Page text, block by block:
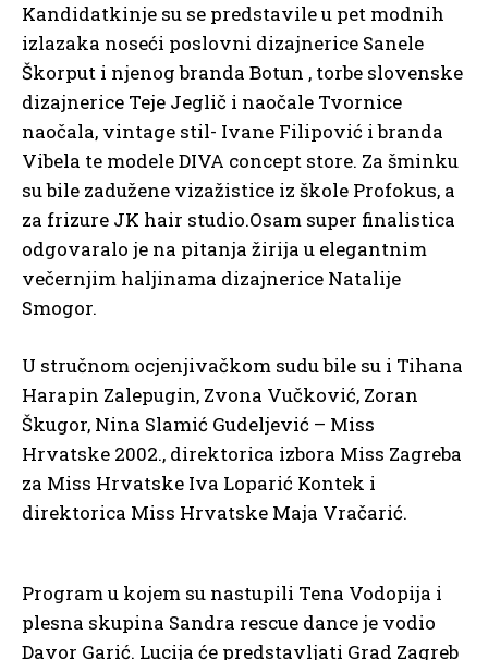
Kandidatkinje su se predstavile u pet modnih
izlazaka noseći poslovni dizajnerice Sanele
Škorput i njenog branda Botun , torbe slovenske
dizajnerice Teje Jeglič i naočale Tvornice
naočala, vintage stil- Ivane Filipović i branda
Vibela te modele DIVA concept store. Za šminku
su bile zadužene vizažistice iz škole Profokus, a
za frizure JK hair studio.Osam super finalistica
odgovaralo je na pitanja žirija u elegantnim
večernjim haljinama dizajnerice Natalije
Smogor.
U stručnom ocjenjivačkom sudu bile su i Tihana
Harapin Zalepugin, Zvona Vučković, Zoran
Škugor, Nina Slamić Gudeljević – Miss
Hrvatske 2002., direktorica izbora Miss Zagreba
za Miss Hrvatske Iva Loparić Kontek i
direktorica Miss Hrvatske Maja Vračarić.
Program u kojem su nastupili Tena Vodopija i
plesna skupina Sandra rescue dance je vodio
Davor Garić. Lucija će predstavljati Grad Zagreb